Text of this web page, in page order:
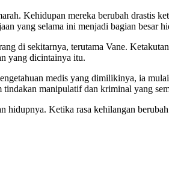
Kehidupan mereka berubah drastis
yang selama ini menjadi bagian besar
di sekitarnya, terutama Vane.
yang dicintainya itu.
medis yang dimilikinya, ia
tindakan manipulatif dan kriminal yang
hidupnya. Ketika rasa kehilangan